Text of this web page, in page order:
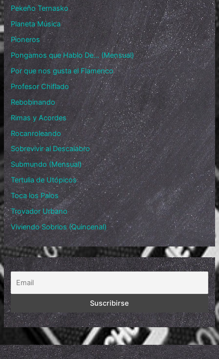
Pekeño Ternasko
Planeta Música
Pioneros
Pongamos que Hablo De… (Mensual)
Por que nos gusta el Flamenco
Profesor Chiflado
Rebobinando
Rimas y Acordes
Rocanroleando
Sobrevivir al Descalabro
Submundo (Mensual)
Tertulia de Utópicos
Toca los Palos
Trovador Urbano
Viviendo Sobrios (Quincenal)